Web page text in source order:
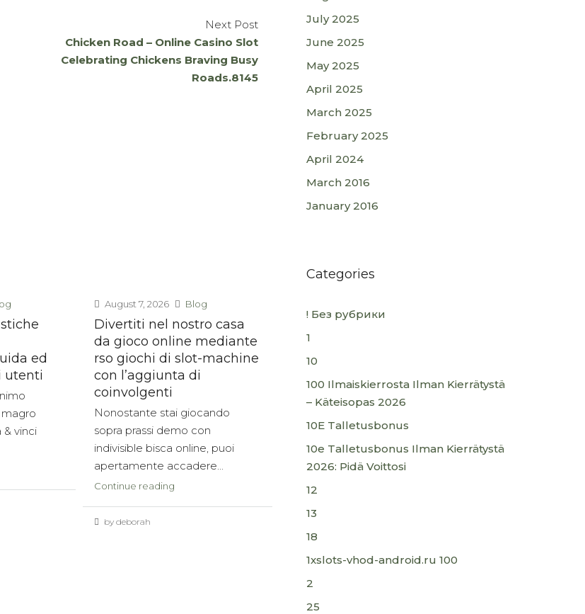
Next Post
Chicken Road – Online Casino Slot
Celebrating Chickens Braving Busy
Roads.8145
ed
utenti
& vinci
August 7, 2026 Blog
Divertiti nel nostro casa
da gioco online mediante
rso giochi di slot-machine
con l’aggiunta di
coinvolgenti
Nonostante stai giocando
sopra prassi demo con
indivisible bisca online, puoi
apertamente accadere...
Continue reading
by deborah
July 2025
June 2025
May 2025
April 2025
March 2025
February 2025
April 2024
March 2016
January 2016
Categories
! Без рубрики
1
10
100 Ilmaiskierrosta Ilman Kierrätystä
– Käteisopas 2026
10E Talletusbonus
10e Talletusbonus Ilman Kierrätystä
2026: Pidä Voittosi
12
13
18
1xslots-vhod-android.ru 100
2
25